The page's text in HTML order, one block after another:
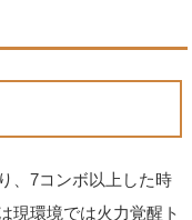
、7コンボ以上した時
現環境では火力覚醒ト